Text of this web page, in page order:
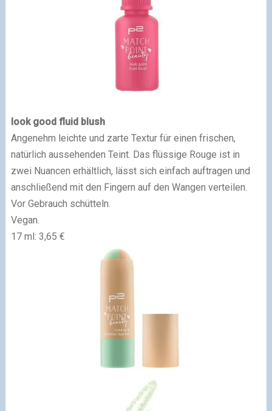
look good fluid blush
Angenehm leichte und zarte Textur für einen frischen,
natürlich aussehenden Teint. Das flüssige Rouge ist in
zwei Nuancen erhältlich, lässt sich einfach auftragen und
anschließend mit den Fingern auf den Wangen verteilen.
Vor Gebrauch schütteln.
Vegan.
17 ml: 3,65 €